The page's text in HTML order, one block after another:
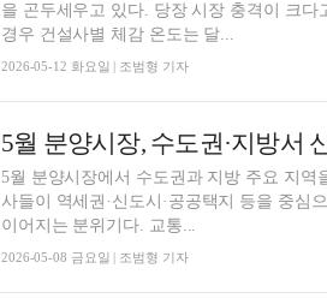
을 곤두세우고 있다. 당장 시장 충격이 크
경우 건설사별 체감 온도는 달...
2026-05-12 화요일 | 조범형 기자
5월 분양시장, 수도권·지방서
5월 분양시장에서 수도권과 지방 주요 지
사들이 역세권·신도시·공공택지 등을 중심
이어지는 분위기다. 교통...
2026-05-08 금요일 | 조범형 기자